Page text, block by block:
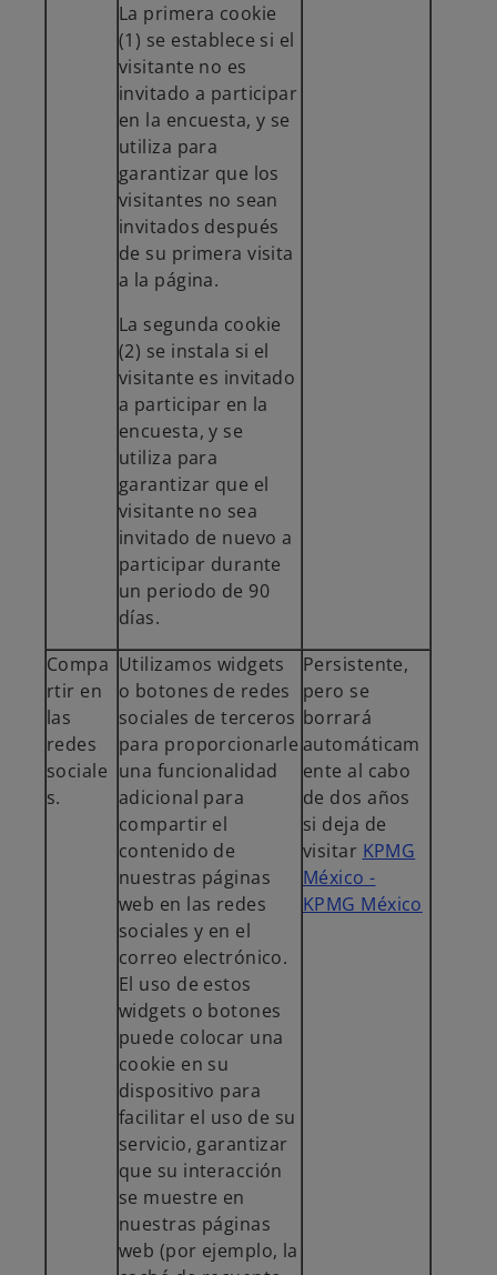
La primera cookie
(1) se establece si el
visitante no es
invitado a participar
en la encuesta, y se
utiliza para
garantizar que los
visitantes no sean
invitados después
de su primera visita
a la página.
La segunda cookie
(2) se instala si el
visitante es invitado
a participar en la
encuesta, y se
utiliza para
garantizar que el
visitante no sea
invitado de nuevo a
participar durante
un periodo de 90
días.
Compa
rtir en
las
redes
sociale
s.
Utilizamos widgets
o botones de redes
sociales de terceros
para proporcionarle
una funcionalidad
adicional para
compartir el
contenido de
nuestras páginas
web en las redes
sociales y en el
correo electrónico.
El uso de estos
widgets o botones
puede colocar una
cookie en su
dispositivo para
facilitar el uso de su
servicio, garantizar
que su interacción
se muestre en
nuestras páginas
web (por ejemplo, la
Persistente,
pero se
borrará
automáticam
ente al cabo
de dos años
si deja de
visitar KPMG
México -
KPMG México